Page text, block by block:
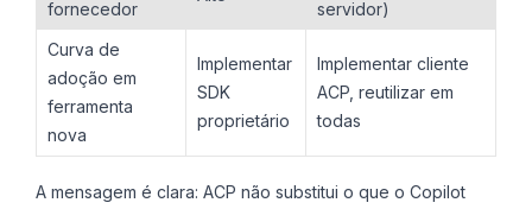
fornecedor
servidor)
Curva de
adoção em
ferramenta
nova
Implementar
SDK
proprietário
Implementar cliente
ACP, reutilizar em
todas
A mensagem é clara: ACP não substitui o que o Copilot